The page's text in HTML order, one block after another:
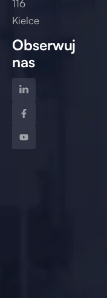
116
Kielce
Obserwuj
nas